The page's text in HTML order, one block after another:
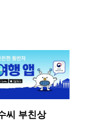
씨 부친상